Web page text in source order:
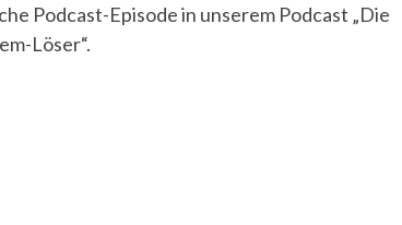
Podcast-Episode in unserem Podcast „Die
Löser“.